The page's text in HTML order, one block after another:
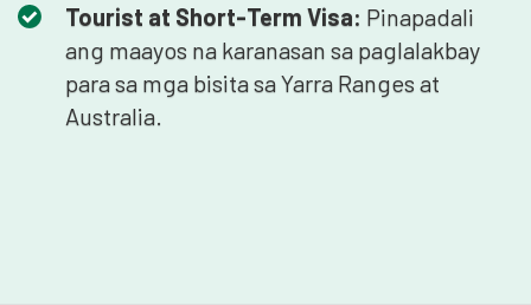
Tourist at Short-Term Visa: Pinapadali
ang maayos na karanasan sa paglalakbay
para sa mga bisita sa Yarra Ranges at
Australia.